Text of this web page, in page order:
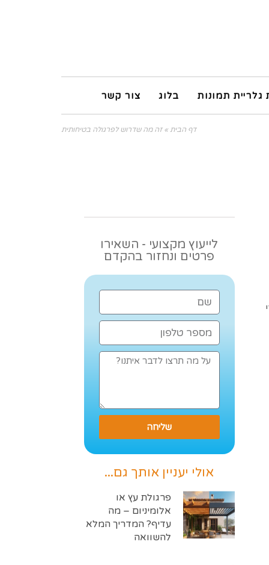
גלריית תמונות בלוג צור קשר
דף הבית»זה מה שדרוש לפרגולה בטיחותית
לייעוץ מקצועי - השאירו
פרטים ונחזור בהקדם
שליחה
אולי יעניין אותך גם...
פרגולת עץ או
אלומיניום – מה
עדיף? המדריך המלא
להשוואה